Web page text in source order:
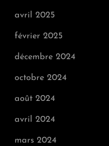
avril 2025
février 2025
décembre 2024
octobre 2024
août 2024
avril 2024
mars 2024